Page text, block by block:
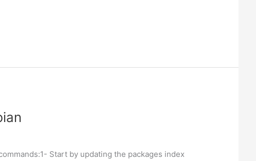
Start by updating the packages index